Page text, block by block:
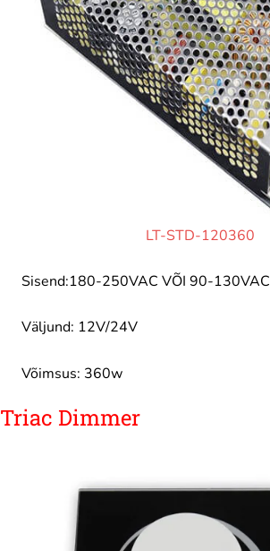
LT-STD-120360
Sisend:180-250VAC VÕI 90-130VAC
Väljund: 12V/24V
Võimsus: 360w
Triac Dimmer